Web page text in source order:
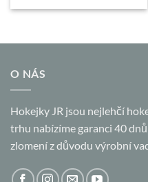
O NÁS
Hokejky JR jsou nejlehčí
trhu nabízíme garanci 40
zlomení z důvodu výrobní